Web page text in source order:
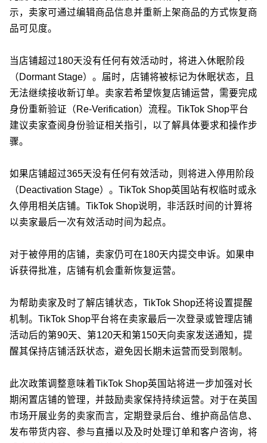
示，卖家可通过编辑商品信息并重新上架商品的方式恢复商
品可见度。
当店铺超过180天没有任何有效活动时，将进入休眠阶段
（Dormant Stage）。届时，店铺将被标记为休眠状态，且
无法继续接收新订单。卖家若希望恢复店铺运营，需要完成
身份重新验证（Re-Verification）流程。TikTok Shop平台
建议卖家查阅身份验证相关指引，以了解具体要求和操作步
骤。
如果店铺超过365天没有任何有效活动，则将进入停用阶段
（Deactivation Stage）。TikTok Shop英国站有权临时或永
久停用相关店铺。TikTok Shop说明，非活跃时间的计算将
以卖家最后一次有效活动时间为起点。
对于被停用的店铺，卖家仍可在180天内提交申诉。如果申
诉获得批准，店铺有机会重新恢复运营。
为帮助卖家及时了解店铺状态，TikTok Shop还将设置提醒
机制。TikTok Shop平台将在卖家最后一次登录或管理店铺
活动后的第90天、第120天和第150天向卖家发送通知，提
醒其保持店铺活跃状态，避免因长期未运营而受到限制。
此次政策调整意味着TikTok Shop英国站将进一步加强对长
期闲置店铺的管理，并鼓励卖家保持持续运营。对于在英国
市场开展业务的卖家而言，定期登录后台、维护商品信息、
发布带货内容、参与直播以及及时处理订单和客户咨询，将